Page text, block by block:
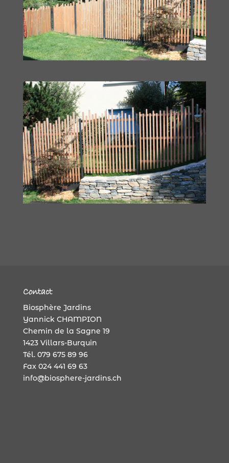
Contact
Biosphère Jardins
Yannick CHAMPION
Chemin de la Sagne 19
1423 Villars-Burquin
Tél. 079 675 89 96
Fax 024 441 69 63
info@biosphere-jardins.ch